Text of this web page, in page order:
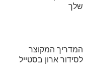
שלך
המדריך המקוצר
לסידור ארון בסטייל